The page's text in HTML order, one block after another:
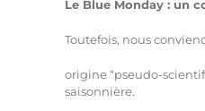
Le Blue Monday : un
Toutefois, nous
origine “pseudo-
saisonnière.